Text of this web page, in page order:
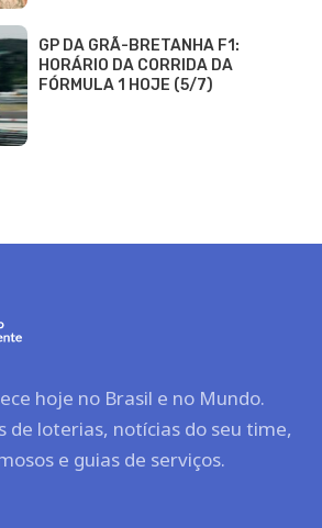
GP DA GRÃ-BRETANHA F1:
HORÁRIO DA CORRIDA DA
FÓRMULA 1 HOJE (5/7)
hoje no Brasil e no Mundo.
de loterias, notícias do seu time,
e guias de serviços.